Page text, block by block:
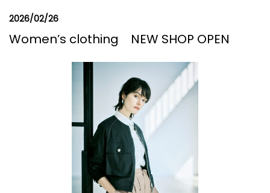
2026/02/26
Women’s clothing NEW SHOP OPEN